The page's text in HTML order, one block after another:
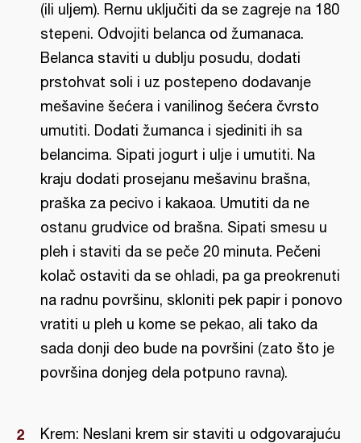
(ili uljem). Rernu uključiti da se zagreje na 180
stepeni. Odvojiti belanca od žumanaca.
Belanca staviti u dublju posudu, dodati
prstohvat soli i uz postepeno dodavanje
mešavine šećera i vanilinog šećera čvrsto
umutiti. Dodati žumanca i sjediniti ih sa
belancima. Sipati jogurt i ulje i umutiti. Na
kraju dodati prosejanu mešavinu brašna,
praška za pecivo i kakaoa. Umutiti da ne
ostanu grudvice od brašna. Sipati smesu u
pleh i staviti da se peče 20 minuta. Pečeni
kolač ostaviti da se ohladi, pa ga preokrenuti
na radnu površinu, skloniti pek papir i ponovo
vratiti u pleh u kome se pekao, ali tako da
sada donji deo bude na površini (zato što je
površina donjeg dela potpuno ravna).
Krem: Neslani krem sir staviti u odgovarajuću